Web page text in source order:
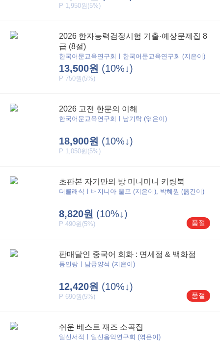
P 1,950원(5%)
2026 한자능력검정시험 기출·예상문제집 8
급 (8절)
한국어문교육연구회ㅣ한국어문교육연구회 (지은이)
13,500원 (10%↓)
P 750원(5%)
2026 고전 한문의 이해
한국어문교육연구회ㅣ남기탁 (엮은이)
18,900원 (10%↓)
P 1,050원(5%)
초판본 자기만의 방 미니미니 키링북
더클래식ㅣ버지니아 울프 (지은이), 박혜원 (옮긴이)
8,820원 (10%↓)
P 490원(5%) 품절
판매달인 중국어 회화 : 면세점 & 백화점
동인랑ㅣ남궁양석 (지은이)
12,420원 (10%↓)
P 690원(5%) 품절
쉬운 베스트 재즈 소곡집
일신서적ㅣ일신음악연구회 (엮은이)